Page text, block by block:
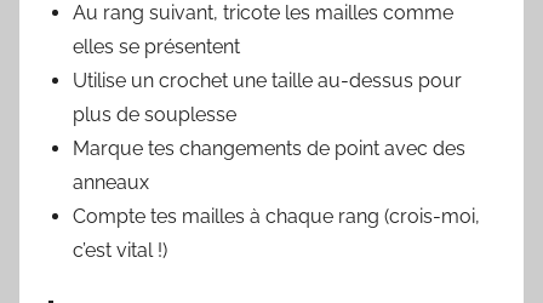
Au rang suivant, tricote les mailles comme
elles se présentent
Utilise un crochet une taille au-dessus pour
plus de souplesse
Marque tes changements de point avec des
anneaux
Compte tes mailles à chaque rang (crois-moi,
c’est vital !)